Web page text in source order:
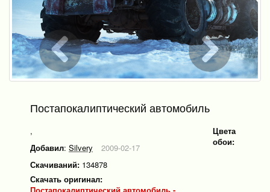
Постапокалиптический автомобиль
,
Добавил: Silvery
2009-02-17
Скачиваний: 134878
Скачать оригинал:
Цвета
обои: